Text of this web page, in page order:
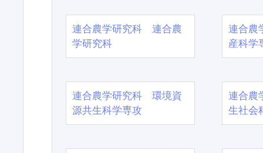
連合農学研究科 連合農
学研究科
連合農
産科学
連合農学研究科 環境資
源共生科学専攻
連合農
生社会